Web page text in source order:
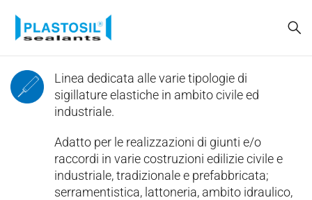
Linea dedicata alle varie tipologie di
sigillature elastiche in ambito civile ed
industriale.
Adatto per le realizzazioni di giunti e/o
raccordi in varie costruzioni edilizie civile e
industriale, tradizionale e prefabbricata;
serramentistica, lattoneria, ambito idraulico,